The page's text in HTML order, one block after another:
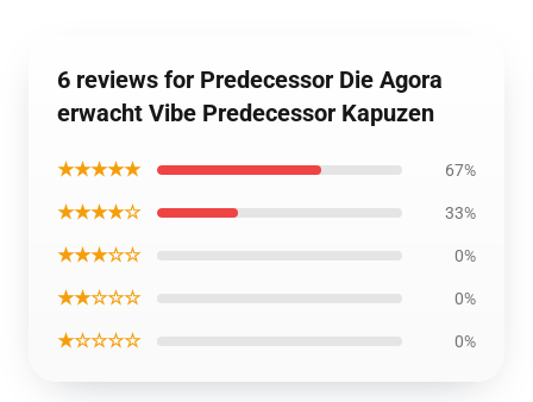
6 reviews for Predecessor Die Agora
erwacht Vibe Predecessor Kapuzen
★★★★★ 67%
★★★★☆ 33%
★★★☆☆ 0%
★★☆☆☆ 0%
★☆☆☆☆ 0%